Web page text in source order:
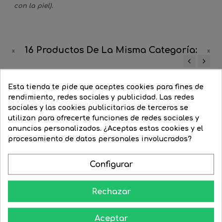
con la piel).
16 Productos De La Misma Categoría:
-20%
Esta tienda te pide que aceptes cookies para fines de
rendimiento, redes sociales y publicidad. Las redes
sociales y las cookies publicitarias de terceros se
utilizan para ofrecerte funciones de redes sociales y
anuncios personalizados. ¿Aceptas estas cookies y el
procesamiento de datos personales involucrados?
Configurar
Rechazar
Aceptar